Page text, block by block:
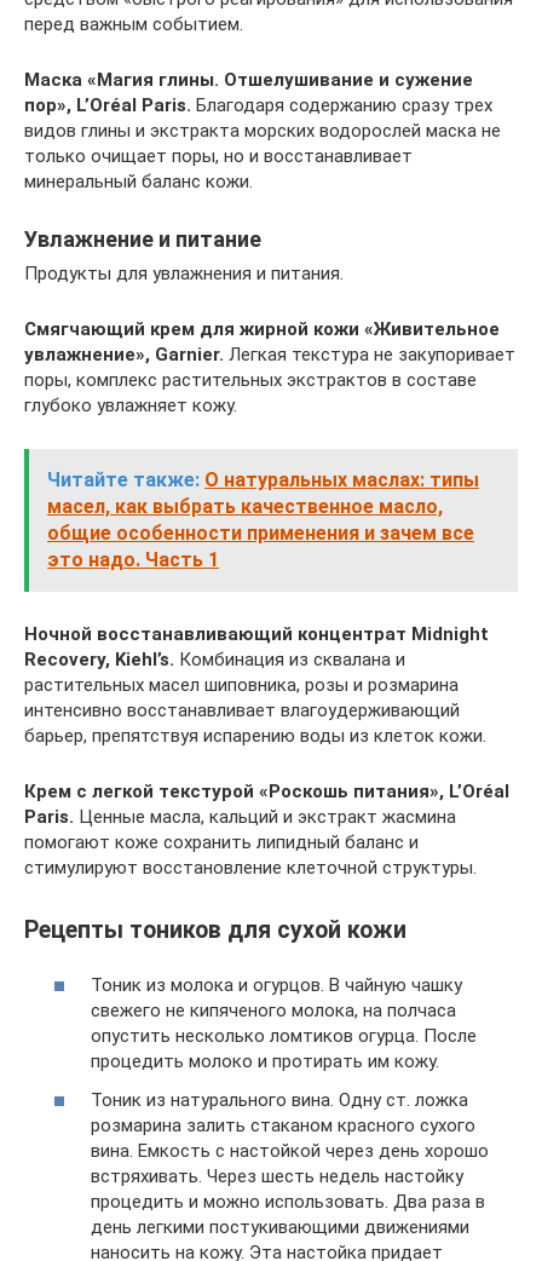
перед важным событием.
Маска «Магия глины. Отшелушивание и сужение
пор», L’Oréal Paris. Благодаря содержанию сразу трех
видов глины и экстракта морских водорослей маска не
только очищает поры, но и восcтанавливает
минеральный баланс кожи.
Увлажнение и питание
Продукты для увлажнения и питания.
Смягчающий крем для жирной кожи «Живительное
увлажнение», Garnier. Легкая текстура не закупоривает
поры, комплекс растительных экстрактов в составе
глубоко увлажняет кожу.
Читайте также: О натуральных маслах: типы
масел, как выбрать качественное масло,
общие особенности применения и зачем все
это надо. Часть 1
Ночной восстанавливающий концентрат Midnight
Recovery, Kiehl’s. Комбинация из сквалана и
растительных масел шиповника, розы и розмарина
интенсивно восстанавливает влагоудерживающий
барьер, препятствуя испарению воды из клеток кожи.
Крем с легкой текстурой «Роскошь питания», L’Oréal
Paris. Ценные масла, кальций и экстракт жасмина
помогают коже сохранить липидный баланс и
стимулируют восстановление клеточной структуры.
Рецепты тоников для сухой кожи
Тоник из молока и огурцов. В чайную чашку
свежего не кипяченого молока, на полчаса
опустить несколько ломтиков огурца. После
процедить молоко и протирать им кожу.
Тоник из натурального вина. Одну ст. ложка
розмарина залить стаканом красного сухого
вина. Емкость с настойкой через день хорошо
встряхивать. Через шесть недель настойку
процедить и можно использовать. Два раза в
день легкими постукивающими движениями
наносить на кожу. Эта настойка придает